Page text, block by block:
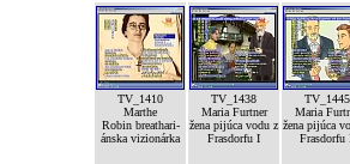
TV_1410
Marthe
Robin breathari-
ánska vizionárka
TV_1438
Maria Furtner
žena pijúca vodu z
Frasdorfu I
TV_1445
Maria
žena pijúca
Frasdorfu